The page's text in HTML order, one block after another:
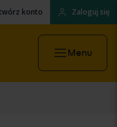
konto Zaloguj się
Menu